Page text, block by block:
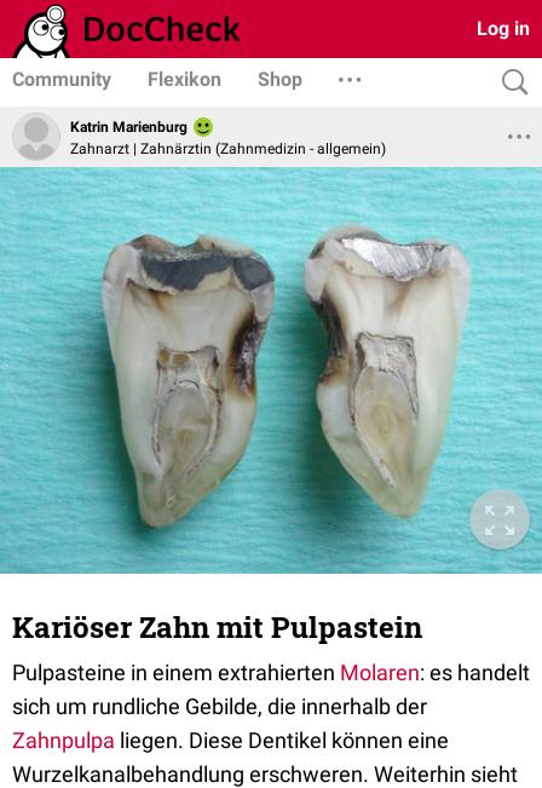
Log in
Community Flexikon Shop
Katrin Marienburg
Zahnarzt | Zahnärztin (Zahnmedizin - allgemein)
Kariöser Zahn mit Pulpastein
Pulpasteine in einem extrahierten Molaren: es handelt
sich um rundliche Gebilde, die innerhalb der
Zahnpulpa liegen. Diese Dentikel können eine
Wurzelkanalbehandlung erschweren. Weiterhin sieht